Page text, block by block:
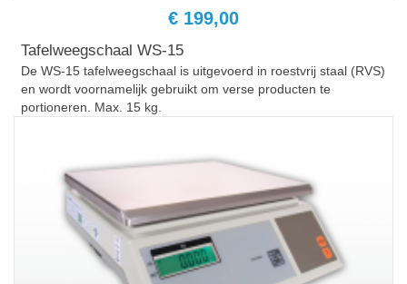
€ 199,00
Tafelweegschaal WS-15
De WS-15 tafelweegschaal is uitgevoerd in roestvrij staal (RVS)
en wordt voornamelijk gebruikt om verse producten te
portioneren. Max. 15 kg.